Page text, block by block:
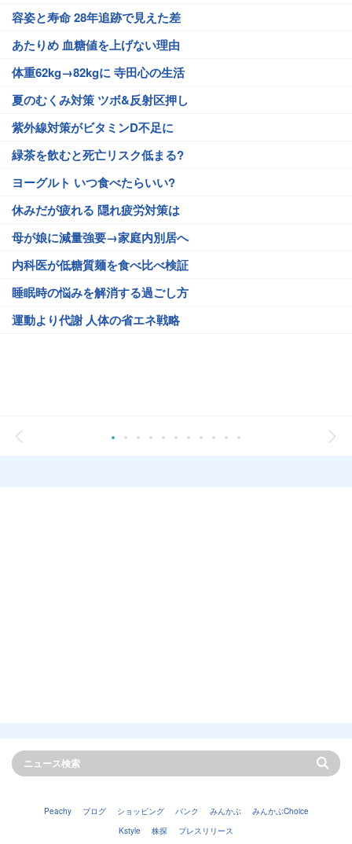
容姿と寿命 28年追跡で見えた差
あたりめ 血糖値を上げない理由
体重62kg→82kgに 寺田心の生活
夏のむくみ対策 ツボ&反射区押し
紫外線対策がビタミンD不足に
緑茶を飲むと死亡リスク低まる?
ヨーグルト いつ食べたらいい?
休みだが疲れる 隠れ疲労対策は
母が娘に減量強要→家庭内別居へ
内科医が低糖質麺を食べ比べ検証
睡眠時の悩みを解消する過ごし方
運動より代謝 人体の省エネ戦略
Peachy ブログ ショッピング バンク みんかぶ
みんかぶChoice
Kstyle
株探 プレスリリース